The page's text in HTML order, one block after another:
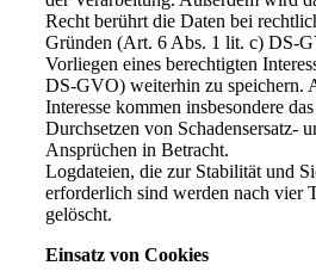
Recht berührt die Daten bei
Gründen (Art. 6 Abs. 1 lit. c) DS-
Vorliegen eines berechtigten
DS-GVO) weiterhin zu speichern.
Interesse kommen insbesondere
Durchsetzen von Schadensersatz-
Ansprüchen in Betracht.
Logdateien, die zur Stabilität und
erforderlich sind werden nach vier
gelöscht.
Einsatz von Cookies